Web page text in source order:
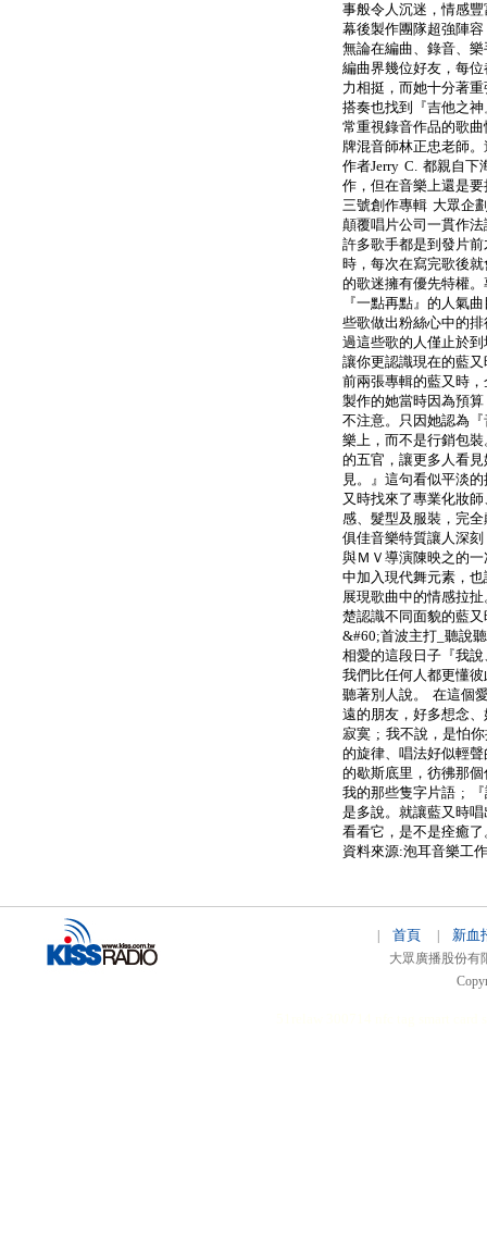
事般令人沉迷，情感
幕後製作團隊超強陣
無論在編曲、錄音、
編曲界幾位好友，每
力相挺，而她十分著
搭奏也找到『吉他之
常重視錄音作品的歌
牌混音師林正忠老師
作者Jerry C. 都親自下
作，但在音樂上還是
三號創作專輯 大眾企
顛覆唱片公司一貫作
許多歌手都是到發片
時，每次在寫完歌後
的歌迷擁有優先特權
『一點再點』的人氣
些歌做出粉絲心中的
過這些歌的人僅止於
讓你更認識現在的藍又
前兩張專輯的藍又時
製作的她當時因為預
不注意。只因她認為
樂上，而不是行銷包
的五官，讓更多人看
見。』這句看似平淡
又時找來了專業化妝
感、髮型及服裝，完
俱佳音樂特質讓人深
與ＭＶ導演陳映之的
中加入現代舞元素，
展現歌曲中的情感拉
楚認識不同面貌的藍又
&#60;首波主打_聽說
相愛的這段日子『我
我們比任何人都更懂
聽著別人說。 在這個
遠的朋友，好多想念
寂寞 ; 我不說，是怕
的旋律、唱法好似輕
的歇斯底里，彷彿那
我的那些隻字片語 ;
是多說。就讓藍又時
看看它，是不是痊癒了
資料來源:泡耳音樂工
首頁 新血
大眾廣播股份有